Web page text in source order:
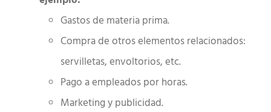
Gastos de materia prima.
Compra de otros elementos relacionados:
servilletas, envoltorios, etc.
Pago a empleados por horas.
Marketing y publicidad.